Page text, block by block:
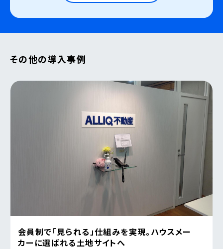
その他の導入事例
会員制で「見られる」仕組みを実現。ハウスメー
カーに選ばれる土地サイトへ